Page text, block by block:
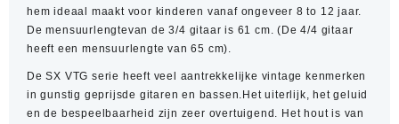
hem ideaal maakt voor kinderen vanaf ongeveer 8 to 12 jaar.
De mensuurlengtevan de 3/4 gitaar is 61 cm. (De 4/4 gitaar
heeft een mensuurlengte van 65 cm).
De SX VTG serie heeft veel aantrekkelijke vintage kenmerken
in gunstig geprijsde gitaren en bassen.Het uiterlijk, het geluid
en de bespeelbaarheid zijn zeer overtuigend. Het hout is van